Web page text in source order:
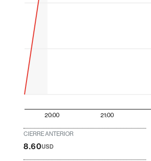
20:00 21:00
CIERRE ANTERIOR
8.60USD